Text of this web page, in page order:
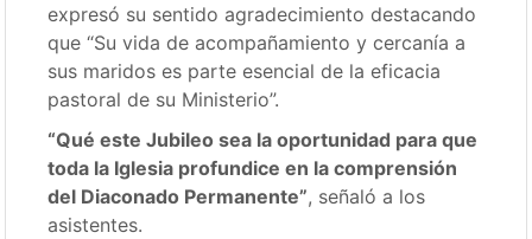
expresó su sentido agradecimiento destacando
que “Su vida de acompañamiento y cercanía a
sus maridos es parte esencial de la eficacia
pastoral de su Ministerio”.
“Qué este Jubileo sea la oportunidad para que
toda la Iglesia profundice en la comprensión
del Diaconado Permanente”, señaló a los
asistentes.